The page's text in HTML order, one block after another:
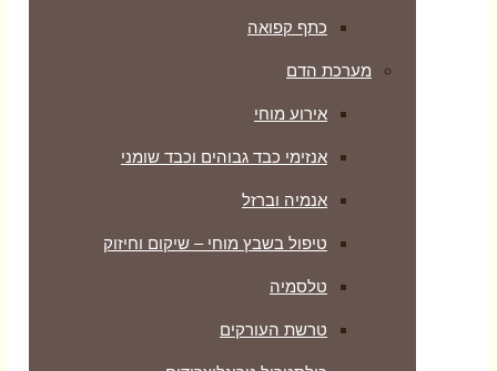
כתף קפואה
מערכת הדם
אירוע מוחי
אנזימי כבד גבוהים וכבד שומני
אנמיה וברזל
טיפול בשבץ מוחי – שיקום וחיזוק
טלסמיה
טרשת העורקים